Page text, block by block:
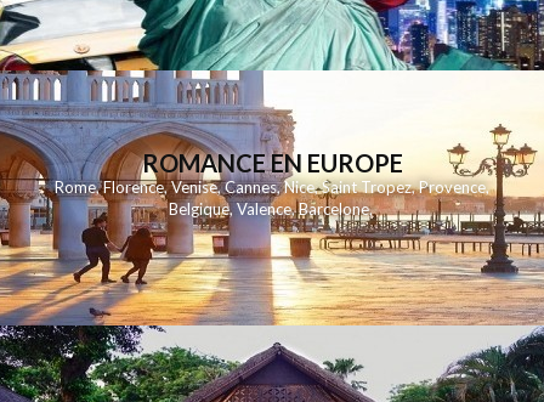
ROMANCE EN EUROPE
Rome,Florence,Venise,Cannes,Nice,Saint Tropez,Provence,
Belgique,Valence,Barcelone,